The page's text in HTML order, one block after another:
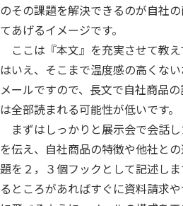
のその課題を解決できるのが自社
てあげるイメージです。
ここは『本文』を充実させて教え
はいえ、そこまで温度感の高くな
メールですので、長文で自社商品
は全部読まれる可能性が低いです。
まずはしっかりと展示会で会話
を伝え、自社商品の特徴や他社と
題を２，３個フックとして記述し
るところがあればすぐに資料請求